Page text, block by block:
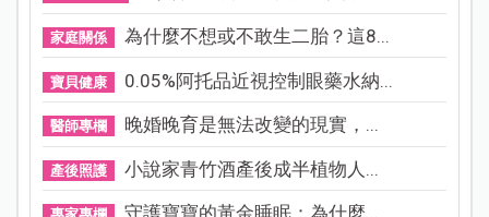
家庭關係 為什麼不想或不敢生二胎？這8...
寶貝健康 0.05%阿托品近視控制眼藥水納...
醫師專欄 晚婚晚育是無法改變的現實，...
產後照護 小說家青竹酒產後成半植物人...